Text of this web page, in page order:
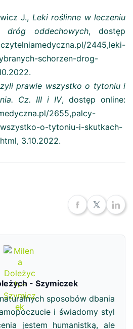
J., Leki roślinne w leczeniu
dróg oddechowych, dostęp
2445,leki-
schorzen-drog-
prawie wszystko o tytoniu i
Cz. III i IV, dostęp online:
2655,palcy-
o-tytoniu-i-skutkach-
3.10.2022.
- Szymiczek
sposobów dbania
i świadomy styl
jestem humanistką, ale